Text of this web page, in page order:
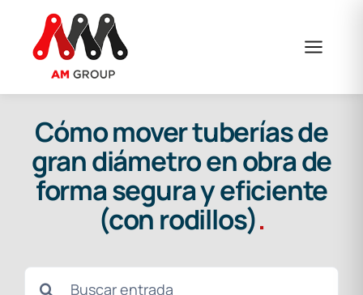
content
Cómo mover tuberías de
gran diámetro en obra de
forma segura y eficiente
(con rodillos).
Search